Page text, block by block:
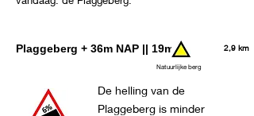
Plaggeberg + 36m NAP || 19m 2,9 km
Natuurlijke berg
De helling van de
Plaggeberg is minder